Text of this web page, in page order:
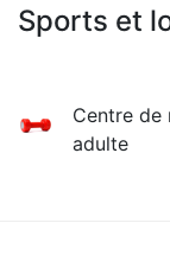
Sports et
Сentre de
adulte